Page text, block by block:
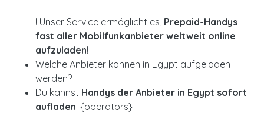
! Unser Service ermöglicht es, Prepaid-Handys
fast aller Mobilfunkanbieter weltweit online
aufzuladen!
Welche Anbieter können in Egypt aufgeladen
werden?
Du kannst Handys der Anbieter in Egypt sofort
aufladen: {operators}